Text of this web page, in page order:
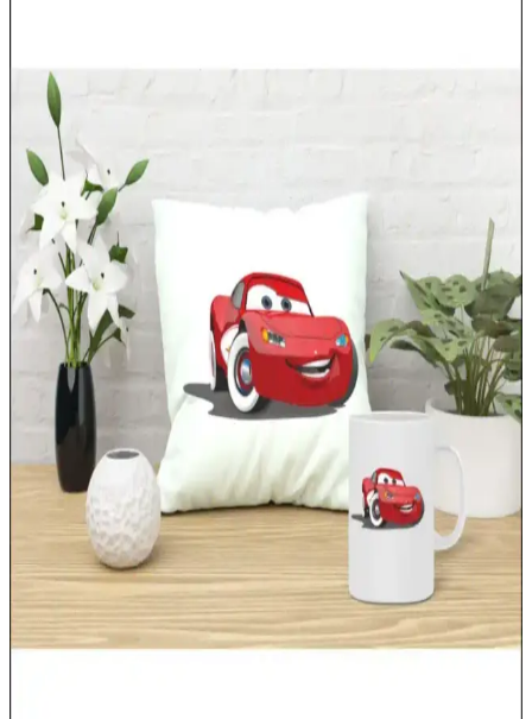
Tasarımlar ve Dekorasyon İpuçları
Çocuk odası dekorasyonunda renkli ve şık yatak örtüleri, estetik ve
fonksiyonelliği bir arada sunar. Kaliteli malzemeler ve uyumlu
tasarımlarla odanın atmosferini canlandırın.
Elsa Desenli Yastıklar ile Çocuk Odalarına Masalsı
ve Şık Dokunuşlar
Elsa desenli yastıklar, çocuk odalarını masalsı hale getirir,
dekorasyon ve fonksiyonellik sağlar. Renkli ve detaylı tasarımlarla
odalara neşe ve hayal gücü katar.
Superman Temalı Çocuk Odası Nevresim Takımı ile
Dekorasyonunuza Güç Katın
Superman nevresim takımları, çocuk odalarına canlılık ve şıklık
kazandırır. Renkler ve motiflerle odanın atmosferini güçlendirirken,
kaliteli malzemeleriyle dayanıklılık sağlar.
Oyun Çadırlarıyla Dekorasyonun Eğlenceli ve
Fonksiyonel Dünyası
Çocukların hayal dünyasını genişleten, güvenli ve estetik oyun
çadırları iç ve dış mekan dekorasyonunda canlılık ve fonksiyonellik